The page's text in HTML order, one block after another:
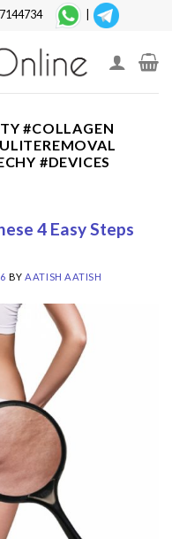
#COLLAGEN
#DEVICES
4 Easy Steps
BY AATISH AATISH